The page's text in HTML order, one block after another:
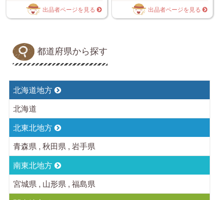
出品者ページを見る 出品者ページを見る
都道府県から探す
北海道地方
北海道
北東北地方
青森県 , 秋田県 , 岩手県
南東北地方
宮城県 , 山形県 , 福島県